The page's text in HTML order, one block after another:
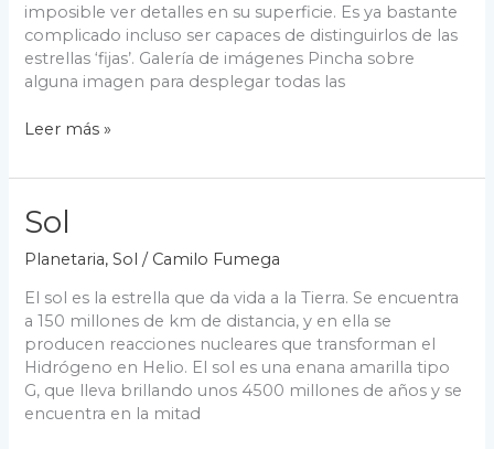
imposible ver detalles en su superficie. Es ya bastante
complicado incluso ser capaces de distinguirlos de las
estrellas ‘fijas’. Galería de imágenes Pincha sobre
alguna imagen para desplegar todas las
Planetas
Leer más »
Sol
Planetaria,Sol / Camilo Fumega
El sol es la estrella que da vida a la Tierra. Se encuentra
a 150 millones de km de distancia, y en ella se
producen reacciones nucleares que transforman el
Hidrógeno en Helio. El sol es una enana amarilla tipo
G, que lleva brillando unos 4500 millones de años y se
encuentra en la mitad